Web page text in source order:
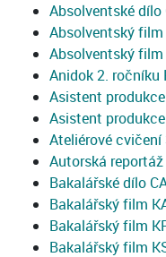
Absolventské dílo
Absolventský film
Absolventský film
Anidok 2. ročníku
Asistent
Asistent
Ateliérové cvičení
Autorská
Bakalářské dílo
Bakalářský film
Bakalářský film
Bakalářský film